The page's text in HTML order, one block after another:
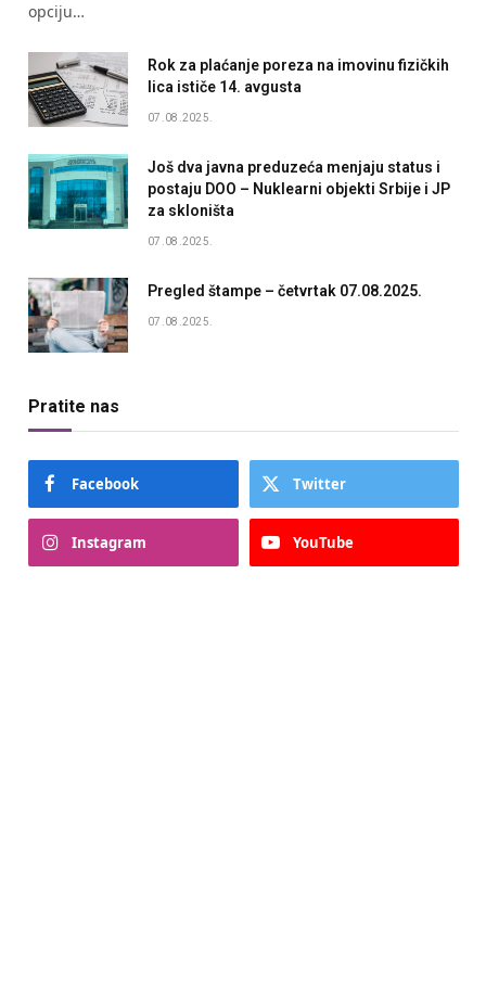
opciju…
Rok za plaćanje poreza na imovinu fizičkih
lica ističe 14. avgusta
07.08.2025.
Još dva javna preduzeća menjaju status i
postaju DOO – Nuklearni objekti Srbije i JP
za skloništa
07.08.2025.
Pregled štampe – četvrtak 07.08.2025.
07.08.2025.
Pratite nas
Facebook Twitter
Instagram YouTube